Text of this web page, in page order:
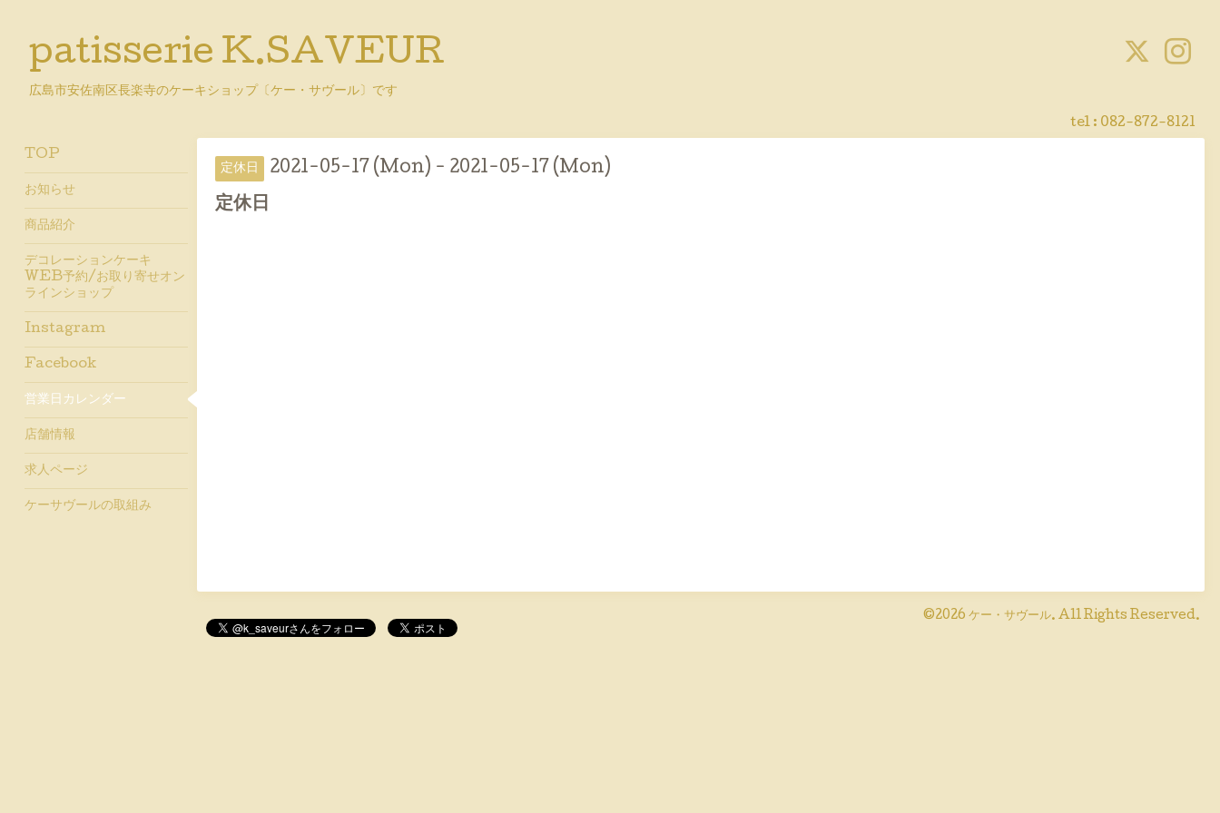
patisserie K.SAVEUR
広島市安佐南区長楽寺のケーキショップ〔ケー・サヴール〕です
tel : 082-872-8121
定休日 2021-05-17 (Mon) - 2021-05-17 (Mon)
定休日
©2026 ケー・サヴール. All Rights Reserved.
TOP
お知らせ
商品紹介
デコレーションケーキ
WEB予約/お取り寄せオン
ラインショップ
Instagram
Facebook
営業日カレンダー
店舗情報
求人ページ
ケーサヴールの取組み